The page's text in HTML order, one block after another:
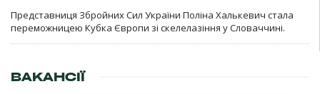
Представниця Збройних Сил України Поліна Халькевич стала
переможницею Кубка Європи зі скелелазіння у Словаччині.
ВАКАНСІЇ